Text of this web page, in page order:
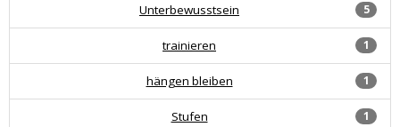
5
Unterbewusstsein
1
trainieren
1
hängen bleiben
1
Stufen